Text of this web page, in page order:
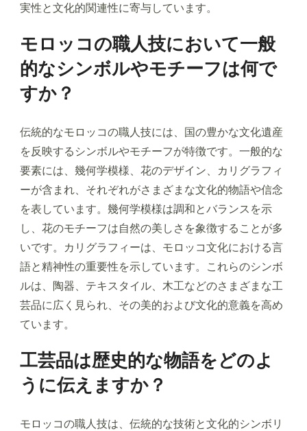
実性と文化的関連性に寄与しています。
モロッコの職人技において一般
的なシンボルやモチーフは何で
すか？
伝統的なモロッコの職人技には、国の豊かな文化遺産
を反映するシンボルやモチーフが特徴です。一般的な
要素には、幾何学模様、花のデザイン、カリグラフィ
ーが含まれ、それぞれがさまざまな文化的物語や信念
を表しています。幾何学模様は調和とバランスを示
し、花のモチーフは自然の美しさを象徴することが多
いです。カリグラフィーは、モロッコ文化における言
語と精神性の重要性を示しています。これらのシンボ
ルは、陶器、テキスタイル、木工などのさまざまな工
芸品に広く見られ、その美的および文化的意義を高め
ています。
工芸品は歴史的な物語をどのよ
うに伝えますか？
モロッコの職人技は、伝統的な技術と文化的シンボリ